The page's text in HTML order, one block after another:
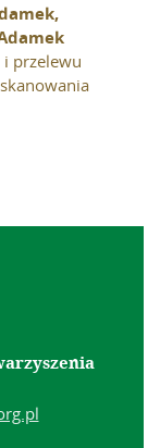
przelewu